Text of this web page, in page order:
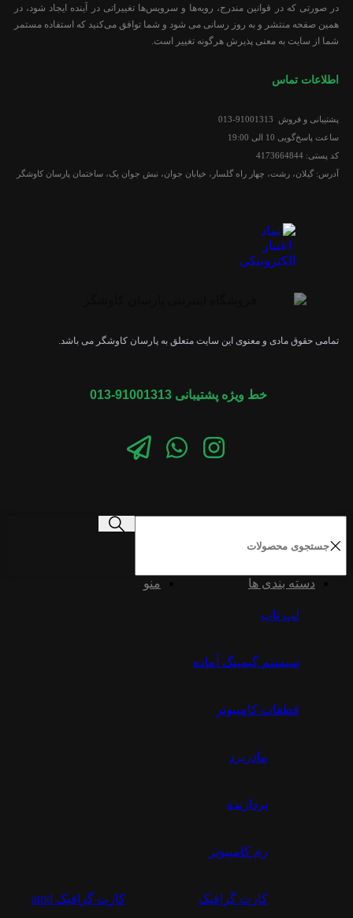
در صورتی که در قوانین مندرج، رویه‏‌ها و سرویس‏‌ها تغییراتی در آینده ایجاد شود، در
همین صفحه منتشر و به روز رسانی می شود و شما توافق می‏‌کنید که استفاده مستمر
شما از سایت به معنی پذیرش هرگونه تغییر است.
اطلاعات تماس
پشتیبانی و فروش 91001313-013
ساعت پاسخ‌گویی 10 الی 19:00
کد پستی: 4173664844
آدرس: گیلان، رشت، چهار راه گلسار، خیابان جوان، نبش جوان یک، ساختمان پارسان کاوشگر
تمامی حقوق مادی و معنوی این سایت متعلق به پارسان کاوشگر می باشد.
خط ویژه پشتیبانی 91001313-013
منو دسته بندی ها
لپ تاپ
سیستم گیمینگ آماده
قطعات کامپیوتر
مادربرد
پردازنده
رم کامپیوتر
کارت گرافیک کارت گرافیک amd